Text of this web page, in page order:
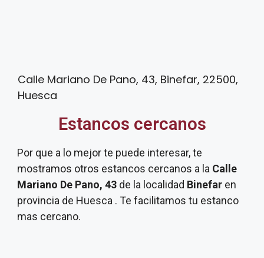
Calle Mariano De Pano, 43, Binefar, 22500,
Huesca
Estancos cercanos
Por que a lo mejor te puede interesar, te
mostramos otros estancos cercanos a la Calle
Mariano De Pano, 43 de la localidad Binefar en
provincia de Huesca . Te facilitamos tu estanco
mas cercano.